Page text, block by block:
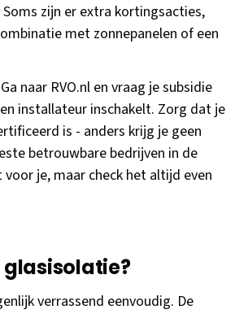
Soms zijn er extra kortingsacties,
met zonnepanelen of een
Ga naar RVO.nl en vraag je subsidie
installateur inschakelt. Zorg dat je
is - anders krijg je geen
betrouwbare bedrijven in de
je, maar check het altijd even
glasisolatie?
verrassend eenvoudig. De